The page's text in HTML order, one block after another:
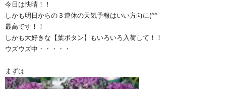
今日は快晴！！
しかも明日からの３連休の天気予報はいい方向に(^^ゞ
最高です！！
しかも大好きな【葉ボタン】もいろいろ入荷して！！
ウズウズ中・・・・・
まずは